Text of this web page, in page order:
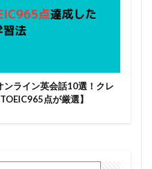
ンライン英会話10選！クレ
点が厳選】